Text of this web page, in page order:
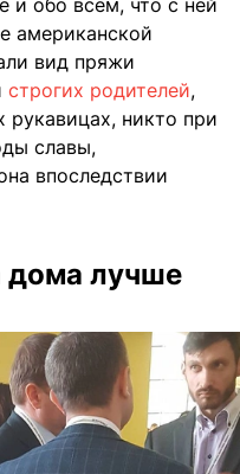
и обо всем, что с ней
американской
вид пряжи
строгих родителей,
никто при
славы,
впоследствии
дома лучше